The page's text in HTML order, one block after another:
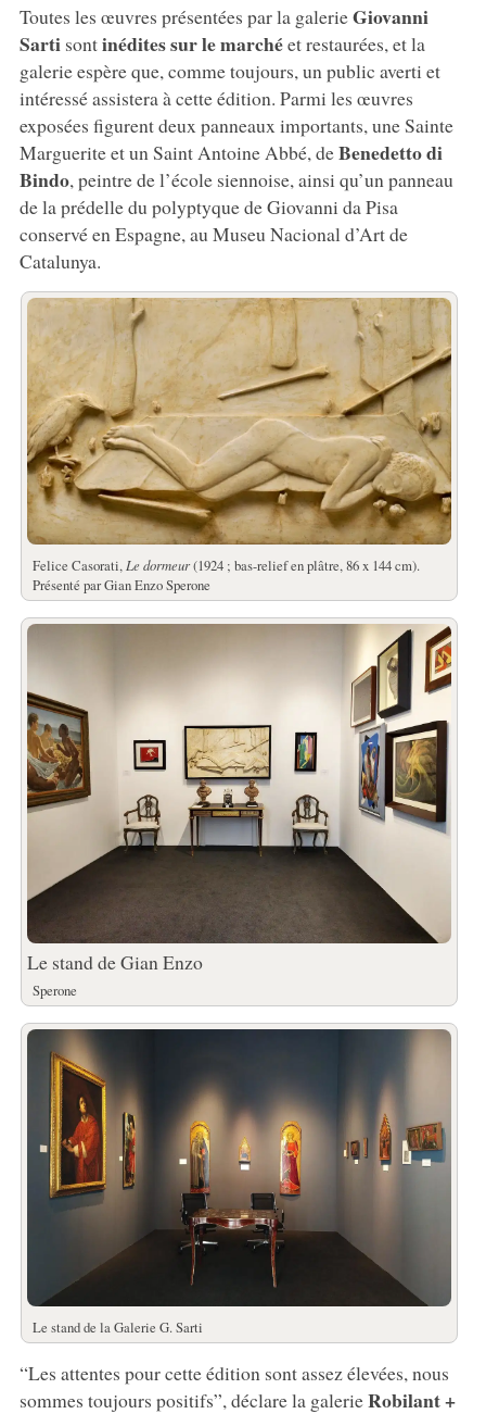
Toutes les œuvres présentées par la galerieGiovanni
Sarti sontinédites sur le marchéet restaurées, et la
galerie espère que, comme toujours, un public averti et
intéressé assistera à cette édition. Parmi les œuvres
exposées figurent deux panneaux importants, une Sainte
Marguerite et un Saint Antoine Abbé, deBenedetto di
Bindo, peintre de l’école siennoise, ainsi qu’un panneau
de la prédelle du polyptyque de Giovanni da Pisa
conservé en Espagne, au Museu Nacional d’Art de
Catalunya.
Felice Casorati,Le dormeur(1924 ; bas-relief en plâtre, 86 x 144 cm).
Présenté par Gian Enzo Sperone
Le stand de Gian Enzo
Sperone
Le stand de la Galerie G. Sarti
“Les attentes pour cette édition sont assez élevées, nous
sommes toujours positifs”, déclare la galerieRobilant +